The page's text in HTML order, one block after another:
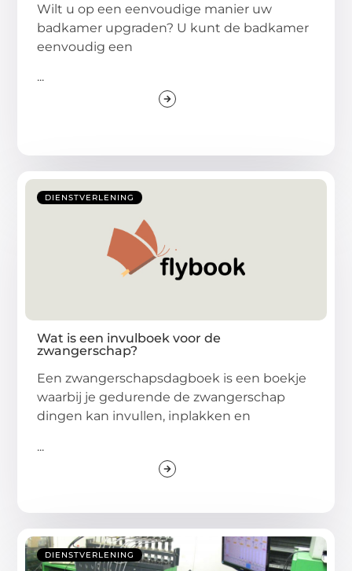
Wilt u op een eenvoudige manier uw
badkamer upgraden? U kunt de badkamer
eenvoudig een
...
DIENSTVERLENING
Wat is een invulboek voor de
zwangerschap?
Een zwangerschapsdagboek is een boekje
waarbij je gedurende de zwangerschap
dingen kan invullen, inplakken en
...
DIENSTVERLENING